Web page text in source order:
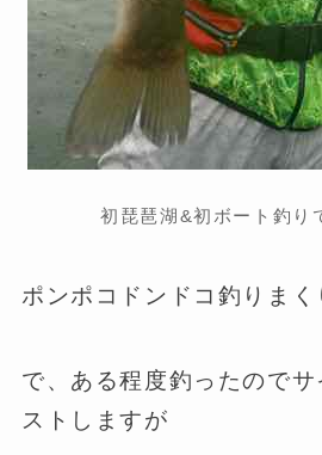
初琵琶湖&初ボート釣り
ポンポコドンドコ釣りまく
で、ある程度釣ったので
ストしますが